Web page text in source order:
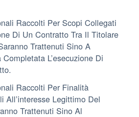
Raccolti Per Scopi Collegati
Di Un Contratto Tra Il Titolare
Trattenuti Sino A
L’esecuzione Di
Raccolti Per Finalità
All’interesse Legittimo Del
Trattenuti Sino Al